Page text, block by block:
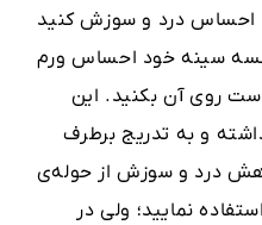
احساس درد و سوزش کنید
سینه خود احساس ورم
روی آن بکنید. این
و به تدریج برطرف
درد و سوزش از حوله‌ی
نمایید؛ ولی در